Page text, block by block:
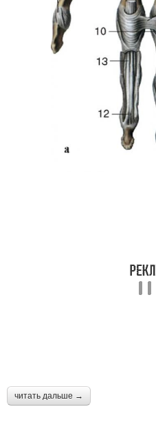
читать дальше →